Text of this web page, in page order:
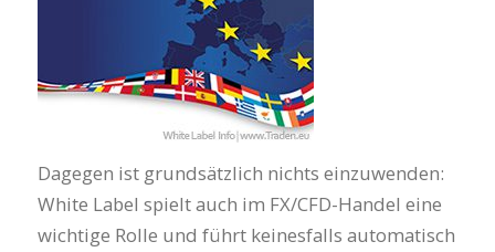
Dagegen ist grundsätzlich nichts einzuwenden:
White Label spielt auch im FX/CFD-Handel eine
wichtige Rolle und führt keinesfalls automatisch